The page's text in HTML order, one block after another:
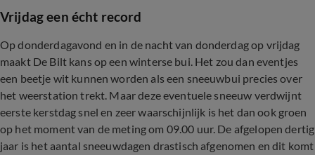
Vrijdag een écht record
Op donderdagavond en in de nacht van donderdag op vrijdag
maakt De Bilt kans op een winterse bui. Het zou dan eventjes
een beetje wit kunnen worden als een sneeuwbui precies over
het weerstation trekt. Maar deze eventuele sneeuw verdwijnt
eerste kerstdag snel en zeer waarschijnlijk is het dan ook groen
op het moment van de meting om 09.00 uur. De afgelopen dertig
jaar is het aantal sneeuwdagen drastisch afgenomen en dit komt